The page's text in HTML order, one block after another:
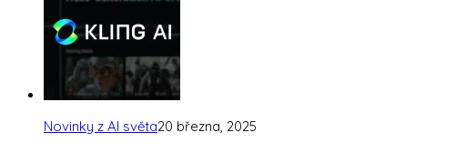
Novinky z AI světa20 března, 2025